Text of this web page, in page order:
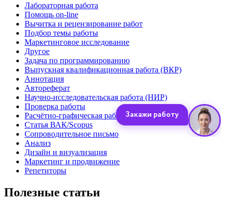
Лабораторная работа
Помощь on-line
Вычитка и рецензирование работ
Подбор темы работы
Маркетинговое исследование
Другое
Задача по программированию
Выпускная квалификационная работа (ВКР)
Аннотация
Автореферат
Научно-исследовательская работа (НИР)
Проверка работы
Расчётно-графическая работа (РГР)
Статья ВАК/Scopus
Сопроводительное письмо
Анализ
Дизайн и визуализация
Маркетинг и продвижение
Репетиторы
Полезные статьи